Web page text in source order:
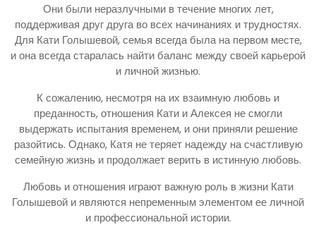
Они были неразлучными в течение многих лет,
поддерживая друг друга во всех начинаниях и трудностях.
Для Кати Голышевой, семья всегда была на первом месте,
и она всегда старалась найти баланс между своей карьерой
и личной жизнью.
К сожалению, несмотря на их взаимную любовь и
преданность, отношения Кати и Алексея не смогли
выдержать испытания временем, и они приняли решение
разойтись. Однако, Катя не теряет надежду на счастливую
семейную жизнь и продолжает верить в истинную любовь.
Любовь и отношения играют важную роль в жизни Кати
Голышевой и являются непременным элементом ее личной
и профессиональной истории.